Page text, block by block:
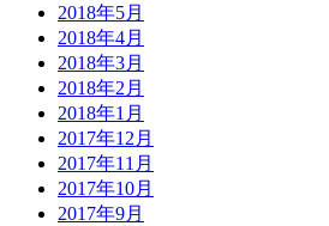
2018年5月
2018年4月
2018年3月
2018年2月
2018年1月
2017年12月
2017年11月
2017年10月
2017年9月